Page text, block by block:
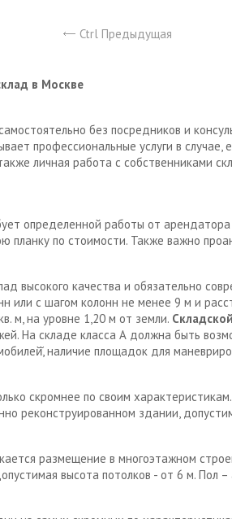
Ctrl Предыдущая
в Москве
без посредников и
профессиональные услуги в
личная работа с собственниками
определенной работы от
планку по стоимости. Также важно
высокого качества и обязательно
или с шагом колонн не менее 9 м и
м, на уровне 1,20 м от земли.
На складе класса А должна быть
наличие площадок для
скромнее по своим
реконструированном здании,
размещение в многоэтажном
высота потолков - от 6 м. Пол